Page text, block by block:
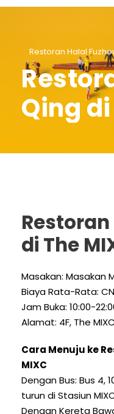
Restoran Halal
Qing
Restoran
di The
Masakan: Masakan
Biaya Rata-Rata:
Jam Buka: 10:00-
Alamat: 4F, The MIXC
Cara Menuju ke
MIXC
Dengan Bus: Bus 4,
turun di Stasiun
Dengan Kereta